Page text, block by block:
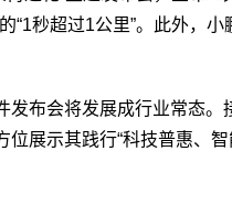
秒超过1公里”。此外，小
发布会将发展成行业常态。
展示其践行“科技普惠、智